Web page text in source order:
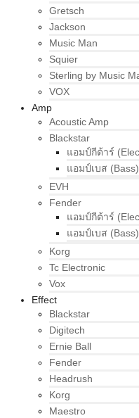
Gretsch
Jackson
Music Man
Squier
Sterling by Music
VOX
Amp
Acoustic Amp
Blackstar
แอมป์กีต้าร์
แอมป์เบส (Bass)
EVH
Fender
แอมป์กีต้าร์
แอมป์เบส (Bass)
Korg
Tc Electronic
Vox
Effect
Blackstar
Digitech
Ernie Ball
Fender
Headrush
Korg
Maestro